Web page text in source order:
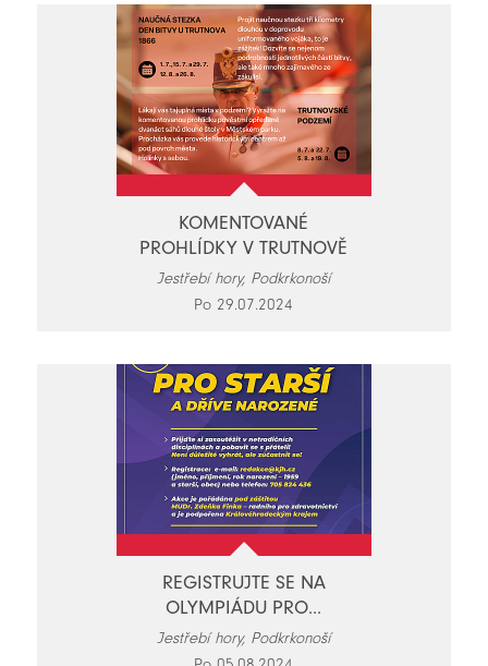
KOMENTOVANÉ
PROHLÍDKY V TRUTNOVĚ
Jestřebí hory, Podkrkonoší
Po 29.07.2024
REGISTRUJTE SE NA
OLYMPIÁDU PRO...
Jestřebí hory, Podkrkonoší